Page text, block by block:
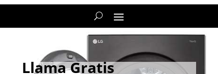
Llama Gratis